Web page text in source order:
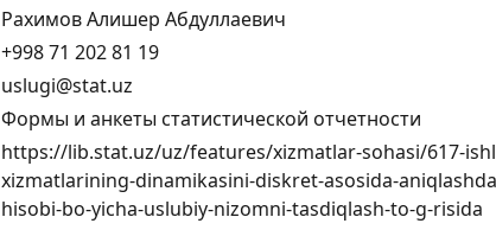
Рахимов Алишер Абдуллаевич
+998 71 202 81 19
uslugi@stat.uz
Формы и анкеты статистической отчетности
https://lib.stat.uz/uz/features/xizmatlar-sohasi/617-
xizmatlarining-dinamikasini-diskret-asosida-
hisobi-bo-yicha-uslubiy-nizomni-tasdiqlash-to-g-risida